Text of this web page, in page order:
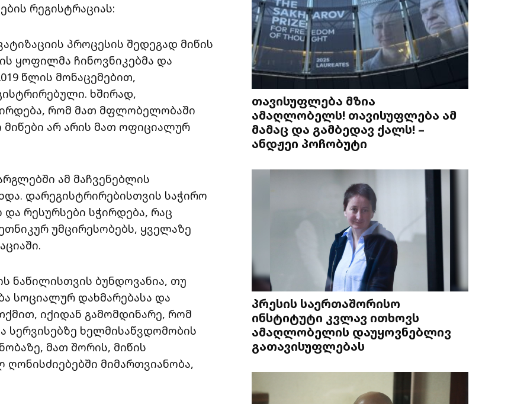
რეგისტრაციას:
პროცესის შედეგად მიწის
ყოფილმა ჩინოვნიკებმა და
წლის მონაცემებით,
ხშირად,
რომ მათ მფლობელობაში
მიწები არ არის მათ ოფიციალურ
ამ მაჩვენებლის
დარეგისტრირებისთვის საჭირო
რესურსები სჭირდება, რაც
უმცირესობებს, ყველაზე
ნაწილისთვის ბუნდოვანია, თუ
სოციალურ დახმარებასა და
იქიდან გამომდინარე, რომ
სერვისებზე ხელმისაწვდომობის
მათ შორის, მიწის
მიმართვიანობა,
თავისუფლება მზია
ამაღლობელს! თავისუფლება ამ
მამაც და გამბედავ ქალს! –
ანდჟეი პოჩობუტი
პრესის საერთაშორისო
ინსტიტუტი კვლავ ითხოვს
ამაღლობელის დაუყოვნებლივ
გათავისუფლებას